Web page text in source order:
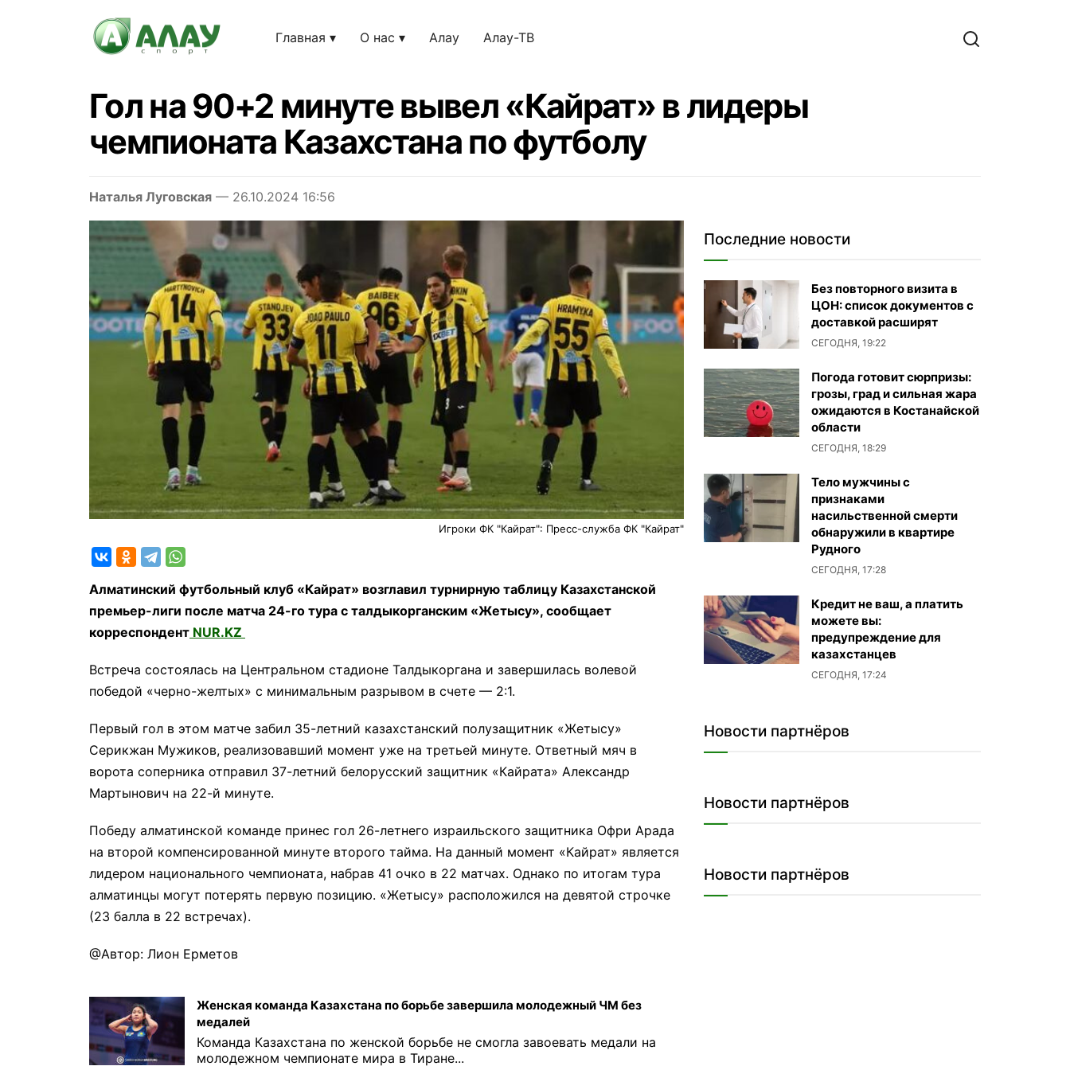
Главная О нас Алау Алау-ТВ
Гол на 90+2 минуте вывел «Кайрат» в лидеры
чемпионата Казахстана по футболу
Наталья Луговская — 26.10.2024 16:56
Игроки ФК "Кайрат": Пресс-служба ФК "Кайрат"
Алматинский футбольный клуб «Кайрат» возглавил турнирную таблицу Казахстанской
премьер-лиги после матча 24-го тура с талдыкорганским «Жетысу», сообщает
корреспондент NUR.KZ
Встреча состоялась на Центральном стадионе Талдыкоргана и завершилась волевой
победой «черно-желтых» с минимальным разрывом в счете — 2:1.
Первый гол в этом матче забил 35-летний казахстанский полузащитник «Жетысу»
Серикжан Мужиков, реализовавший момент уже на третьей минуте. Ответный мяч в
ворота соперника отправил 37-летний белорусский защитник «Кайрата» Александр
Мартынович на 22-й минуте.
Победу алматинской команде принес гол 26-летнего израильского защитника Офри Арада
на второй компенсированной минуте второго тайма. На данный момент «Кайрат» является
лидером национального чемпионата, набрав 41 очко в 22 матчах. Однако по итогам тура
алматинцы могут потерять первую позицию. «Жетысу» расположился на девятой строчке
(23 балла в 22 встречах).
@Автор: Лион Ерметов
Женская команда Казахстана по борьбе завершила молодежный ЧМ без
медалей
Команда Казахстана по женской борьбе не смогла завоевать медали на
молодежном чемпионате мира в Тиране...
Последние новости
Без повторного визита в
ЦОН: список документов с
доставкой расширят
СЕГОДНЯ, 19:22
Погода готовит сюрпризы:
грозы, град и сильная жара
ожидаются в Костанайской
области
СЕГОДНЯ, 18:29
Тело мужчины с
признаками
насильственной смерти
обнаружили в квартире
Рудного
СЕГОДНЯ, 17:28
Кредит не ваш, а платить
можете вы:
предупреждение для
казахстанцев
СЕГОДНЯ, 17:24
Новости партнёров
Новости партнёров
Новости партнёров